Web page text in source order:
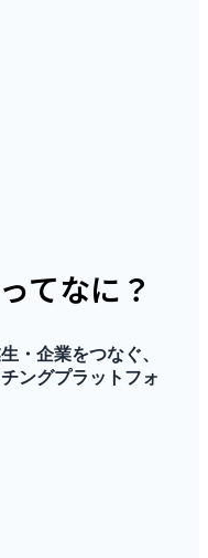
てなに？
・企業をつなぐ、
ングプラットフォ